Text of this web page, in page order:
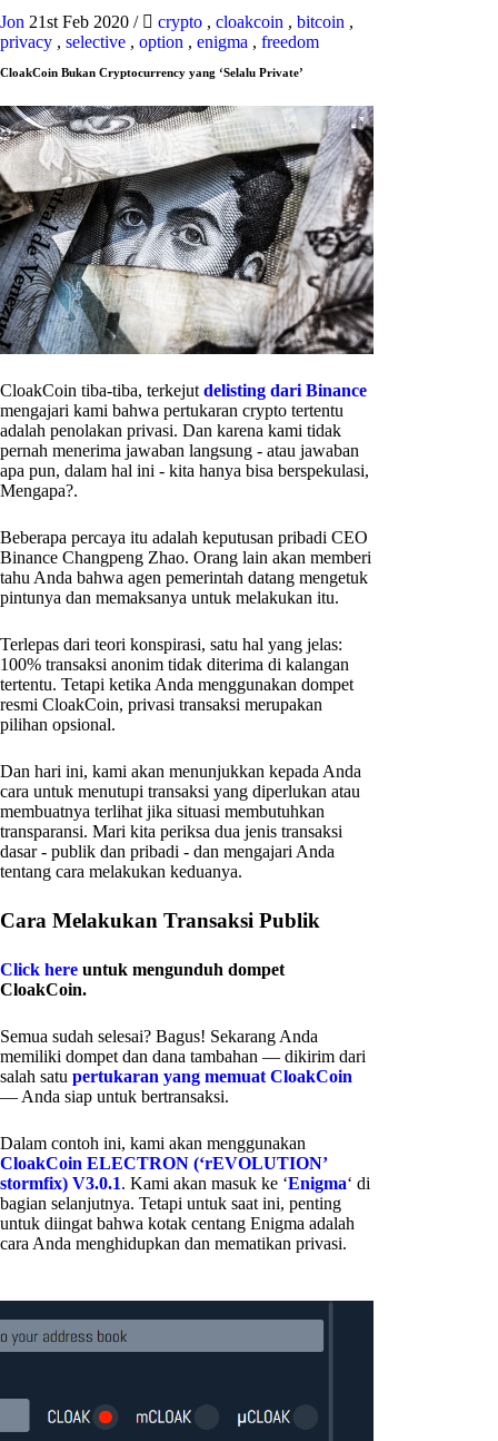
Jon 21st Feb 2020 / crypto , cloakcoin , bitcoin ,
privacy , selective , option , enigma , freedom
CloakCoin Bukan Cryptocurrency yang ‘Selalu Private’
CloakCoin tiba-tiba, terkejut delisting dari Binance
mengajari kami bahwa pertukaran crypto tertentu
adalah penolakan privasi. Dan karena kami tidak
pernah menerima jawaban langsung - atau jawaban
apa pun, dalam hal ini - kita hanya bisa berspekulasi,
Mengapa?.
Beberapa percaya itu adalah keputusan pribadi CEO
Binance Changpeng Zhao. Orang lain akan memberi
tahu Anda bahwa agen pemerintah datang mengetuk
pintunya dan memaksanya untuk melakukan itu.
Terlepas dari teori konspirasi, satu hal yang jelas:
100% transaksi anonim tidak diterima di kalangan
tertentu. Tetapi ketika Anda menggunakan dompet
resmi CloakCoin, privasi transaksi merupakan
pilihan opsional.
Dan hari ini, kami akan menunjukkan kepada Anda
cara untuk menutupi transaksi yang diperlukan atau
membuatnya terlihat jika situasi membutuhkan
transparansi. Mari kita periksa dua jenis transaksi
dasar - publik dan pribadi - dan mengajari Anda
tentang cara melakukan keduanya.
Cara Melakukan Transaksi Publik
Click here untuk mengunduh dompet
CloakCoin.
Semua sudah selesai? Bagus! Sekarang Anda
memiliki dompet dan dana tambahan — dikirim dari
salah satu pertukaran yang memuat CloakCoin
— Anda siap untuk bertransaksi.
Dalam contoh ini, kami akan menggunakan
CloakCoin ELECTRON (‘rEVOLUTION’
stormfix) V3.0.1. Kami akan masuk ke ‘Enigma‘ di
bagian selanjutnya. Tetapi untuk saat ini, penting
untuk diingat bahwa kotak centang Enigma adalah
cara Anda menghidupkan dan mematikan privasi.